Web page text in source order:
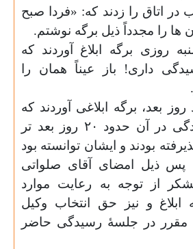
اتاق را زدند که: «فردا صبح
ها را مجدداً ذیل برگه نوشتم.
روزی برگه ابلاغ آوردند که
داری! باز عیناً همان را
بعد، برگه ابلاغی آوردند که
وقت جلسه رسیدگی در آن حدود ۲۰ روز بعد تر
بودند و ایشان توانسته بود
پس ذیل امضای آقای صلواتی
از توجه به رعایت موارد
ابلاغ و نیز حق انتخاب وکیل
مقرر در جلسهٔ رسیدگی حاضر